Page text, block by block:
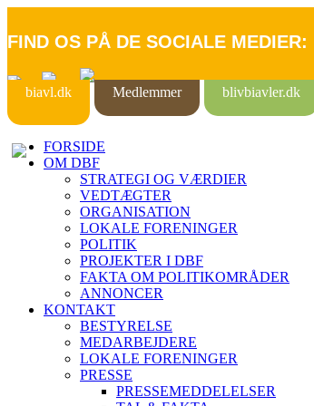
FIND OS PÅ DE SOCIALE MEDIER:
biavl.dk Medlemmer blivbiavler.dk
FORSIDE
OM DBF
STRATEGI OG VÆRDIER
VEDTÆGTER
ORGANISATION
LOKALE FORENINGER
POLITIK
PROJEKTER I DBF
FAKTA OM POLITIKOMRÅDER
ANNONCER
KONTAKT
BESTYRELSE
MEDARBEJDERE
LOKALE FORENINGER
PRESSE
PRESSEMEDDELELSER